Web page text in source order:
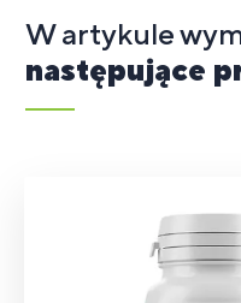
W artykule
następujące